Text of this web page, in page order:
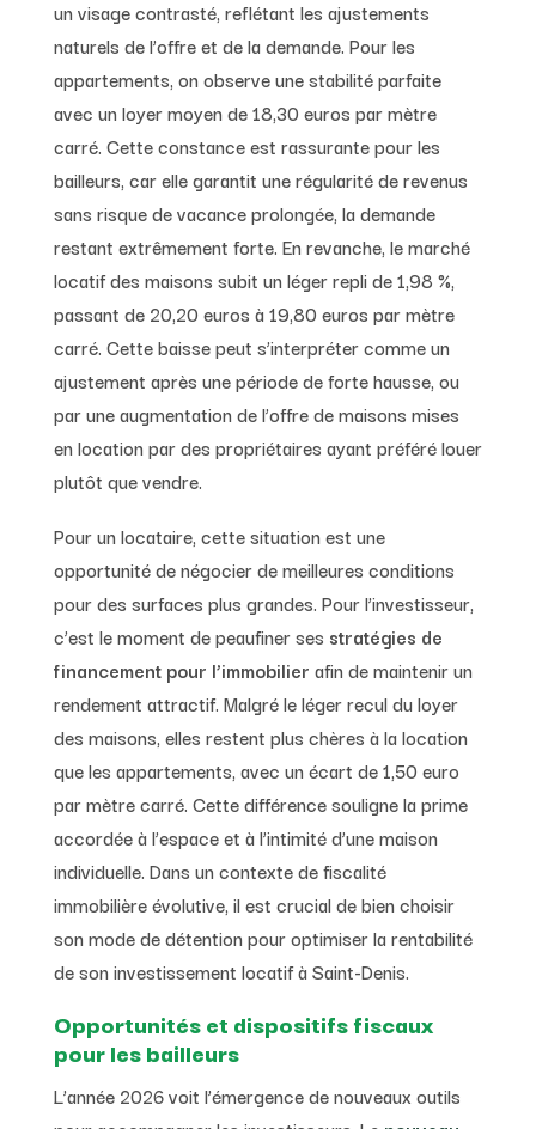
un visage contrasté, reflétant les ajustements
naturels de l’offre et de la demande. Pour les
appartements, on observe une stabilité parfaite
avec un loyer moyen de 18,30 euros par mètre
carré. Cette constance est rassurante pour les
bailleurs, car elle garantit une régularité de revenus
sans risque de vacance prolongée, la demande
restant extrêmement forte. En revanche, le marché
locatif des maisons subit un léger repli de 1,98 %,
passant de 20,20 euros à 19,80 euros par mètre
carré. Cette baisse peut s’interpréter comme un
ajustement après une période de forte hausse, ou
par une augmentation de l’offre de maisons mises
en location par des propriétaires ayant préféré louer
plutôt que vendre.
Pour un locataire, cette situation est une
opportunité de négocier de meilleures conditions
pour des surfaces plus grandes. Pour l’investisseur,
c’est le moment de peaufiner ses stratégies de
financement pour l’immobilier afin de maintenir un
rendement attractif. Malgré le léger recul du loyer
des maisons, elles restent plus chères à la location
que les appartements, avec un écart de 1,50 euro
par mètre carré. Cette différence souligne la prime
accordée à l’espace et à l’intimité d’une maison
individuelle. Dans un contexte de fiscalité
immobilière évolutive, il est crucial de bien choisir
son mode de détention pour optimiser la rentabilité
de son investissement locatif à Saint-Denis.
Opportunités et dispositifs fiscaux
pour les bailleurs
L’année 2026 voit l’émergence de nouveaux outils